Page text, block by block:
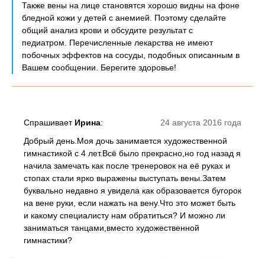
Также вены на лице становятся хорошо видны на фоне
бледной кожи у детей с анемией. Поэтому сделайте
общий анализ крови и обсудите результат с
педиатром. Перечисленные лекарства не имеют
побочных эффектов на сосуды, подобных описанным в
Вашем сообщении. Берегите здоровье!
24 августа 2016 года
Спрашивает Ирина:
Добрый день.Моя дочь занимается художественной
гимнастикой с 4 лет.Всё было прекрасно,но год назад я
начила замечать как после тренеровок на её руках и
стопах стали ярко выражены выступать вены.Затем
буквально недавно я увидела как образовается бугорок
на вене руки, если нажать на вену.Что это может быть
и какому специалисту нам обратиться? И можно ли
заниматься танцами,вместо художественной
гимнастики?